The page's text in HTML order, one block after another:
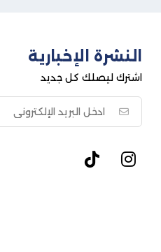
النشرة الإخبارية
اشترك ليصلك كل جديد